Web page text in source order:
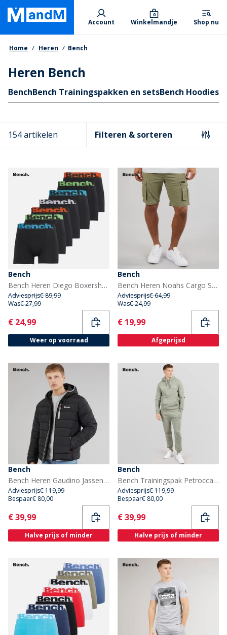
Skip
main
content
Primary departments
Account Winkelmandje
0
Shop nu
Kruimelpad
Home Heren Bench
Heren Bench
Quicklinks
BenchBench Trainingspakken en setsBench Hoodies
154 artikelen Filteren & sorteren
Bench
Bench Heren Diego Boxershorts Zwart
Adviesprijs€ 89,99
Was€ 27,99
Current
€ 24,99
Weer op voorraad
Bench
Bench Heren Noahs Cargo Shorts Light Khaki
Adviesprijs€ 64,99
Was€ 24,99
Current
€ 19,99
Afgeprijsd
Bench
Bench Heren Gaudino Jassen Zwart
Adviesprijs€ 119,99
Bespaar€ 80,00
Current
€ 39,99
Halve prijs of minder
Bench
Bench Trainingspak Petrocca Heren Salie
Adviesprijs€ 119,99
Bespaar€ 80,00
Current
€ 39,99
Halve prijs of minder